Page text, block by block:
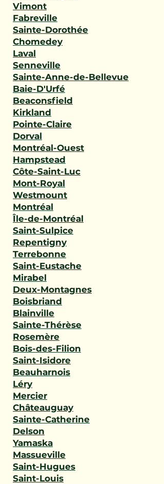
Vimont
Fabreville
Sainte-Dorothée
Chomedey
Laval
Senneville
Sainte-Anne-de-Bellevue
Baie-D'Urfé
Beaconsfield
Kirkland
Pointe-Claire
Dorval
Montréal-Ouest
Hampstead
Côte-Saint-Luc
Mont-Royal
Westmount
Montréal
Île-de-Montréal
Saint-Sulpice
Repentigny
Terrebonne
Saint-Eustache
Mirabel
Deux-Montagnes
Boisbriand
Blainville
Sainte-Thérèse
Rosemère
Bois-des-Filion
Saint-Isidore
Beauharnois
Léry
Mercier
Châteauguay
Sainte-Catherine
Delson
Yamaska
Massueville
Saint-Hugues
Saint-Louis